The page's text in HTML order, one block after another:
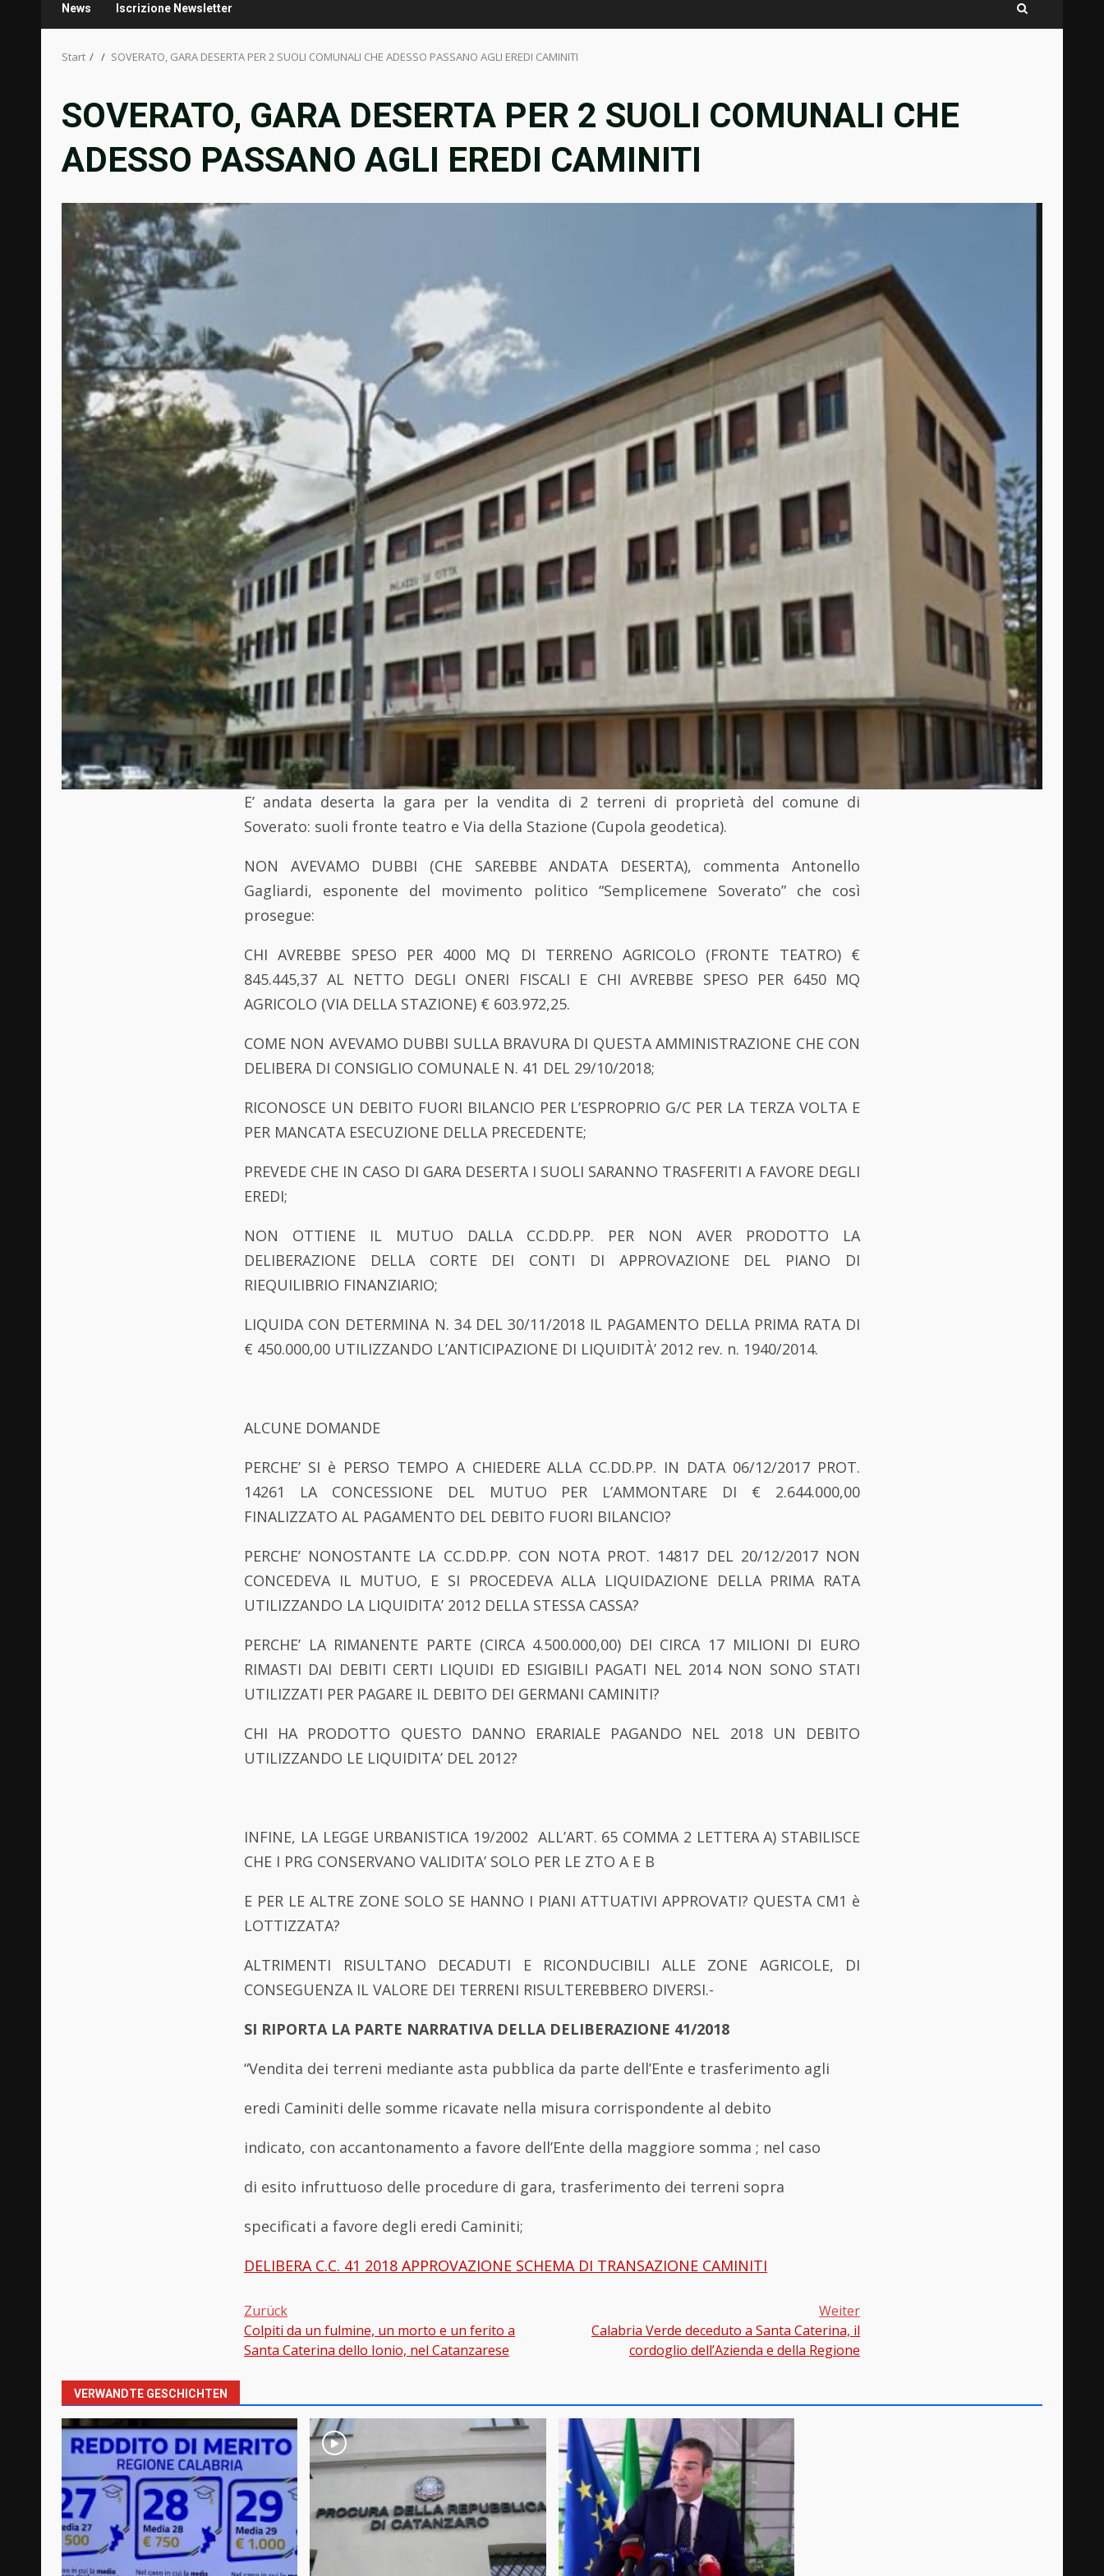
News Iscrizione Newsletter
Start SOVERATO, GARA DESERTA PER 2 SUOLI COMUNALI CHE ADESSO PASSANO AGLI EREDI CAMINITI
SOVERATO, GARA DESERTA PER 2 SUOLI COMUNALI CHE
ADESSO PASSANO AGLI EREDI CAMINITI
E’ andata deserta la gara per la vendita di 2 terreni di proprietà del comune di
Soverato: suoli fronte teatro e Via della Stazione (Cupola geodetica).
NON AVEVAMO DUBBI (CHE SAREBBE ANDATA DESERTA), commenta Antonello
Gagliardi, esponente del movimento politico “Semplicemene Soverato” che così
prosegue:
CHI AVREBBE SPESO PER 4000 MQ DI TERRENO AGRICOLO (FRONTE TEATRO) €
845.445,37 AL NETTO DEGLI ONERI FISCALI E CHI AVREBBE SPESO PER 6450 MQ
AGRICOLO (VIA DELLA STAZIONE) € 603.972,25.
COME NON AVEVAMO DUBBI SULLA BRAVURA DI QUESTA AMMINISTRAZIONE CHE CON
DELIBERA DI CONSIGLIO COMUNALE N. 41 DEL 29/10/2018;
RICONOSCE UN DEBITO FUORI BILANCIO PER L’ESPROPRIO G/C PER LA TERZA VOLTA E
PER MANCATA ESECUZIONE DELLA PRECEDENTE;
PREVEDE CHE IN CASO DI GARA DESERTA I SUOLI SARANNO TRASFERITI A FAVORE DEGLI
EREDI;
NON OTTIENE IL MUTUO DALLA CC.DD.PP. PER NON AVER PRODOTTO LA
DELIBERAZIONE DELLA CORTE DEI CONTI DI APPROVAZIONE DEL PIANO DI
RIEQUILIBRIO FINANZIARIO;
LIQUIDA CON DETERMINA N. 34 DEL 30/11/2018 IL PAGAMENTO DELLA PRIMA RATA DI
€ 450.000,00 UTILIZZANDO L’ANTICIPAZIONE DI LIQUIDITÀ’ 2012 rev. n. 1940/2014.
ALCUNE DOMANDE
PERCHE’ SI è PERSO TEMPO A CHIEDERE ALLA CC.DD.PP. IN DATA 06/12/2017 PROT.
14261 LA CONCESSIONE DEL MUTUO PER L’AMMONTARE DI € 2.644.000,00
FINALIZZATO AL PAGAMENTO DEL DEBITO FUORI BILANCIO?
PERCHE’ NONOSTANTE LA CC.DD.PP. CON NOTA PROT. 14817 DEL 20/12/2017 NON
CONCEDEVA IL MUTUO, E SI PROCEDEVA ALLA LIQUIDAZIONE DELLA PRIMA RATA
UTILIZZANDO LA LIQUIDITA’ 2012 DELLA STESSA CASSA?
PERCHE’ LA RIMANENTE PARTE (CIRCA 4.500.000,00) DEI CIRCA 17 MILIONI DI EURO
RIMASTI DAI DEBITI CERTI LIQUIDI ED ESIGIBILI PAGATI NEL 2014 NON SONO STATI
UTILIZZATI PER PAGARE IL DEBITO DEI GERMANI CAMINITI?
CHI HA PRODOTTO QUESTO DANNO ERARIALE PAGANDO NEL 2018 UN DEBITO
UTILIZZANDO LE LIQUIDITA’ DEL 2012?
INFINE, LA LEGGE URBANISTICA 19/2002 ALL’ART. 65 COMMA 2 LETTERA A) STABILISCE
CHE I PRG CONSERVANO VALIDITA’ SOLO PER LE ZTO A E B
E PER LE ALTRE ZONE SOLO SE HANNO I PIANI ATTUATIVI APPROVATI? QUESTA CM1 è
LOTTIZZATA?
ALTRIMENTI RISULTANO DECADUTI E RICONDUCIBILI ALLE ZONE AGRICOLE, DI
CONSEGUENZA IL VALORE DEI TERRENI RISULTEREBBERO DIVERSI.-
SI RIPORTA LA PARTE NARRATIVA DELLA DELIBERAZIONE 41/2018
“Vendita dei terreni mediante asta pubblica da parte dell’Ente e trasferimento agli
eredi Caminiti delle somme ricavate nella misura corrispondente al debito
indicato, con accantonamento a favore dell’Ente della maggiore somma ; nel caso
di esito infruttuoso delle procedure di gara, trasferimento dei terreni sopra
specificati a favore degli eredi Caminiti;
DELIBERA C.C. 41 2018 APPROVAZIONE SCHEMA DI TRANSAZIONE CAMINITI
Beitragsnavigation
Zurück
Colpiti da un fulmine, un morto e un ferito a
Santa Caterina dello Ionio, nel Catanzarese
Weiter
Calabria Verde deceduto a Santa Caterina, il
cordoglio dell’Azienda e della Regione
VERWANDTE GESCHICHTEN